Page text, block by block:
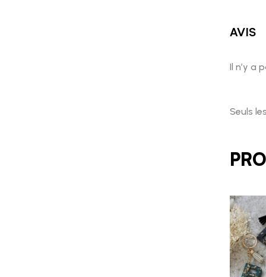
AVIS
Il n’y a
Seuls